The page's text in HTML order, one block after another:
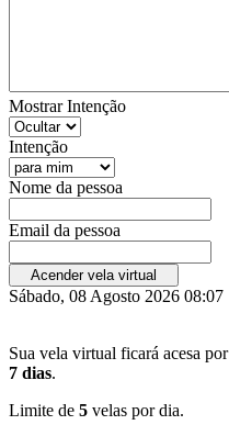
Mostrar Intenção
Intenção
Nome da pessoa
Email da pessoa
Acender vela virtual
Sábado, 08 Agosto 2026 08:07
Sua vela virtual ficará acesa por
7 dias.
Limite de 5 velas por dia.